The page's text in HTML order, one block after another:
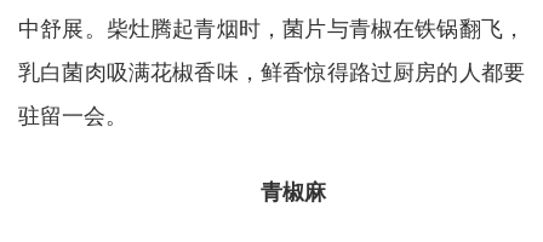
中舒展。柴灶腾起青烟时，菌片与青椒在铁锅翻飞，
乳白菌肉吸满花椒香味，鲜香惊得路过厨房的人都要
驻留一会。
青椒麻